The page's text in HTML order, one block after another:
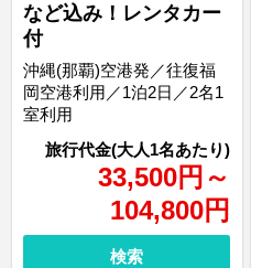
など込み！レンタカー
付
33,500円 ～
104,800円
沖縄(那覇)空港発／往復福
岡空港利用／1泊2日／2名1
室利用
検索